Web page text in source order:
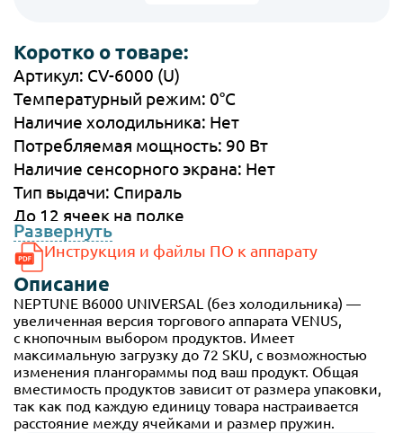
Коротко о товаре:
Артикул: CV-6000 (U)
Температурный режим: 0°C
Наличие холодильника: Нет
Потребляемая мощность: 90 Вт
Наличие сенсорного экрана: Нет
Тип выдачи: Спираль
До 12 ячеек на полке
Высота: 1 830 мм
Ширина: 1 293 мм
Глубина: 850 мм
Вес: 230 кг
Развернуть
Инструкция и файлы ПО к аппарату
Описание
NEPTUNE B6000 UNIVERSAL (без холодильника) —
увеличенная версия торгового аппарата VENUS,
с кнопочным выбором продуктов. Имеет
максимальную загрузку до 72 SKU, с возможностью
изменения плангораммы под ваш продукт. Общая
вместимость продуктов зависит от размера упаковки,
так как под каждую единицу товара настраивается
расстояние между ячейками и размер пружин.